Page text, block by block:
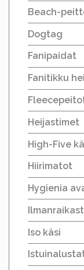
Beach-
Dogtag
Fanipaidat
Fanitikku
Heijastimet
High-Five
Hiirimatot
Hygienia
Iso käsi